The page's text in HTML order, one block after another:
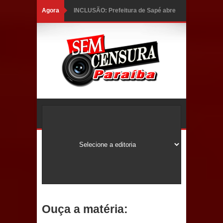
Agora INCLUSÃO: Prefeitura de Sapé abre
Social; veja documentação
necessária!
Ouça a matéria: